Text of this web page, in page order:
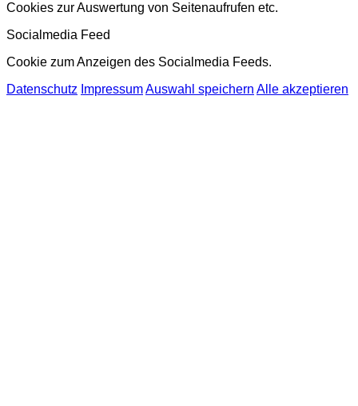
Cookies zur Auswertung von Seitenaufrufen etc.
Socialmedia Feed
Cookie zum Anzeigen des Socialmedia Feeds.
Datenschutz ImpressumAuswahl speichern Alle akzeptieren